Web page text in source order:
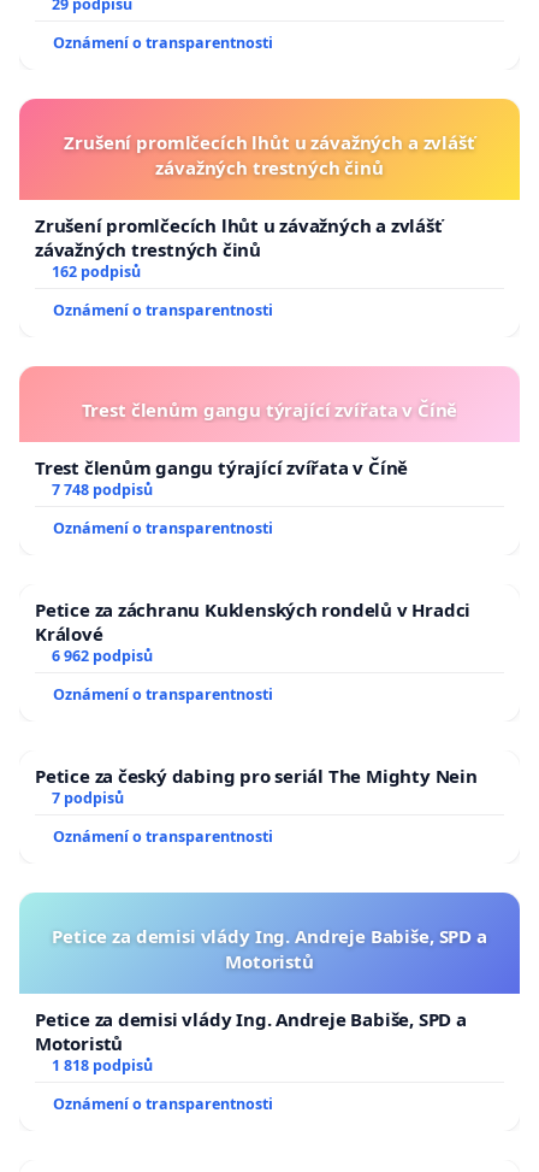
29 podpisů
Oznámení o transparentnosti
Zrušení promlčecích lhůt u závažných a zvlášť
závažných trestných činů
Zrušení promlčecích lhůt u závažných a zvlášť
závažných trestných činů
162 podpisů
Oznámení o transparentnosti
Trest členům gangu týrající zvířata v Číně
Trest členům gangu týrající zvířata v Číně
7 748 podpisů
Oznámení o transparentnosti
Petice za záchranu Kuklenských rondelů v Hradci
Králové
6 962 podpisů
Oznámení o transparentnosti
Petice za český dabing pro seriál The Mighty Nein
7 podpisů
Oznámení o transparentnosti
Petice za demisi vlády Ing. Andreje Babiše, SPD a
Motoristů
Petice za demisi vlády Ing. Andreje Babiše, SPD a
Motoristů
1 818 podpisů
Oznámení o transparentnosti